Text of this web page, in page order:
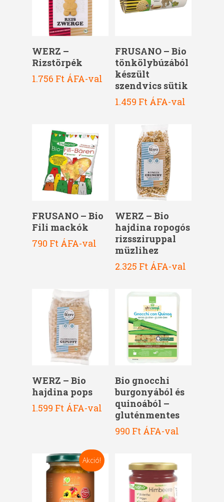
Kosárba Teszem
WERZ –
Rizstörpék
1.756 Ft ÁFA-val
Kosárba Teszem
FRUSANO – Bio
tönkölybúzából
készült
szendvics sütik
1.459 Ft ÁFA-val
Kosárba Teszem
FRUSANO – Bio
Fili mackók
790 Ft ÁFA-val
Kosárba Teszem
WERZ – Bio
hajdina ropogós
rizssziruppal
müzlihez
2.325 Ft ÁFA-val
Kosárba Teszem
WERZ – Bio
hajdina pops
1.599 Ft ÁFA-val
Kosárba Teszem
Bio gnocchi
burgonyából és
quinoából –
gluténmentes
990 Ft ÁFA-val
Akció!